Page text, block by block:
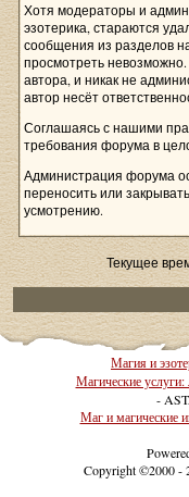
Хотя модераторы и
эзотерика, стараются
сообщения из разделов
просмотреть
автора, и никак не
автор несёт
Соглашаясь с нашими
требования форума в
Администрация форума
переносить или
усмотрению.
Текущее
Магия и
Магические
-
Маг и магические
Copyright ©2000 -